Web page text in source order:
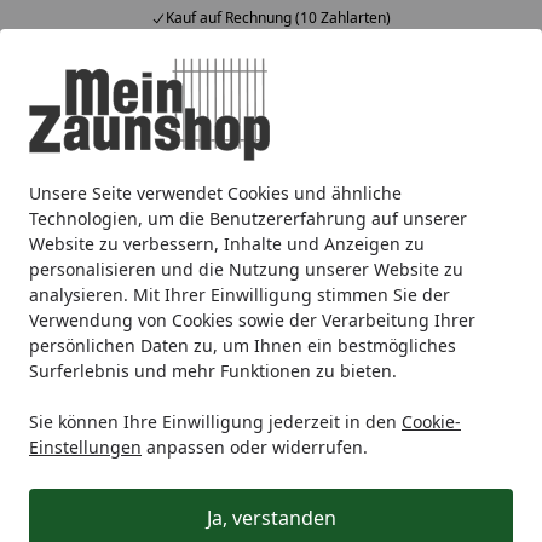
Unsere Seite verwendet Cookies und ähnliche
Technologien, um die Benutzererfahrung auf unserer
Website zu verbessern, Inhalte und Anzeigen zu
personalisieren und die Nutzung unserer Website zu
analysieren. Mit Ihrer Einwilligung stimmen Sie der
Verwendung von Cookies sowie der Verarbeitung Ihrer
persönlichen Daten zu, um Ihnen ein bestmögliches
Surferlebnis und mehr Funktionen zu bieten.
Sie können Ihre Einwilligung jederzeit in den Cookie-
Einstellungen anpassen oder widerrufen.
Ja, verstanden
Kauf auf Rechnung (10 Zahlarten)
Alle Produkte
Mein Konto
Suchen
Startseite
Sichtschutz Aluminium OSMO Alu-Fence Juel
OSMO Alu-Fence Juel
Ihre Artikelübersicht
Kategorien
Filter / Sortierung